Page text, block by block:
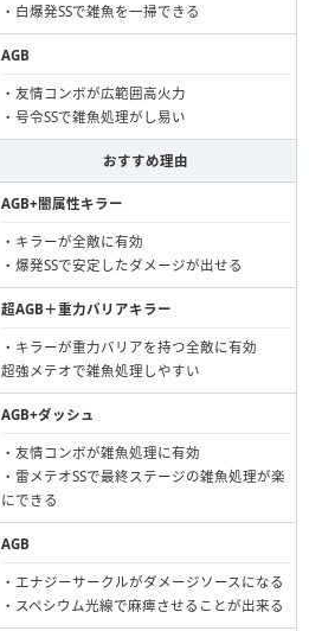
・白爆発SSで雑魚を一掃できる
AGB
・友情コンボが広範囲高火力
・号令SSで雑魚処理がし易い
おすすめ理由
AGB+闇属性キラー
・キラーが全敵に有効
・爆発SSで安定したダメージが出せる
超AGB＋重力バリアキラー
・キラーが重力バリアを持つ全敵に有効
超強メテオで雑魚処理しやすい
AGB+ダッシュ
・友情コンボが雑魚処理に有効
・雷メテオSSで最終ステージの雑魚処理が楽
にできる
AGB
・エナジーサークルがダメージソースになる
・スペシウム光線で麻痺させることが出来る